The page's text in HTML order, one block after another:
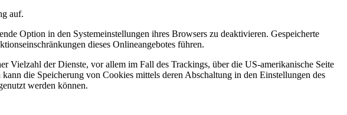
auf.
Option in den Systemeinstellungen ihres Browsers zu deaktivieren. Gespeicherte
dieses Onlineangebotes führen.
Vielzahl der Dienste, vor allem im Fall des Trackings, über die US-amerikanische Seite
die Speicherung von Cookies mittels deren Abschaltung in den Einstellungen des
werden können.